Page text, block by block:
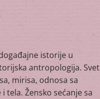
istorije u
antropologija. Svet
mirisa, odnosa sa
tela. Žensko sećanje sa